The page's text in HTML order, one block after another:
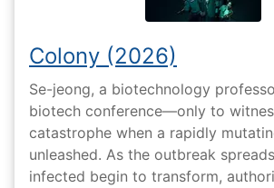
Colony (2026)
Se-jeong, a biotechnology
biotech conference—only to
catastrophe when a rapidly
unleashed. As the outbreak
infected begin to transform,